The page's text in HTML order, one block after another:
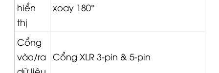
hiển
thị
xoay 180°
Cổng
vào/ra Cổng XLR3-pin & 5-pin